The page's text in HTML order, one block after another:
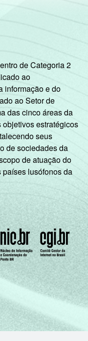
89
79 16
63 24
93 6
92 7
81
61 25
83 13
17
de Internet pelo
estimuladas.
de 2015 e
de Categoria 2
ao
informação e do
ao Setor de
das cinco áreas da
estratégicos
seus
de sociedades da
de atuação do
lusófonos da